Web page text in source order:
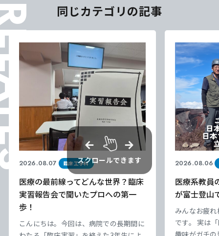
同じカテゴリの記事
2026.08.07 臨床工学科
医療の最前線ってどんな世界？臨床
実習報告会で聞いたプロへの第一
歩！
こんにちは。今回は、病院での長期間に
2026.08.06
医療系教員
が富士登山
みんなお疲
です。 実は
スクロールできます